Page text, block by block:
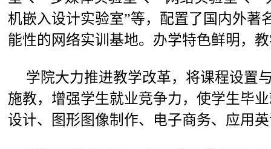
机嵌入设计实验室”等，配置了国内外
能性的网络实训基地。办学特色鲜明，
学院大力推进教学改革，将课程设置
施教，增强学生就业竞争力，使学生毕
设计、图形图像制作、电子商务、应用